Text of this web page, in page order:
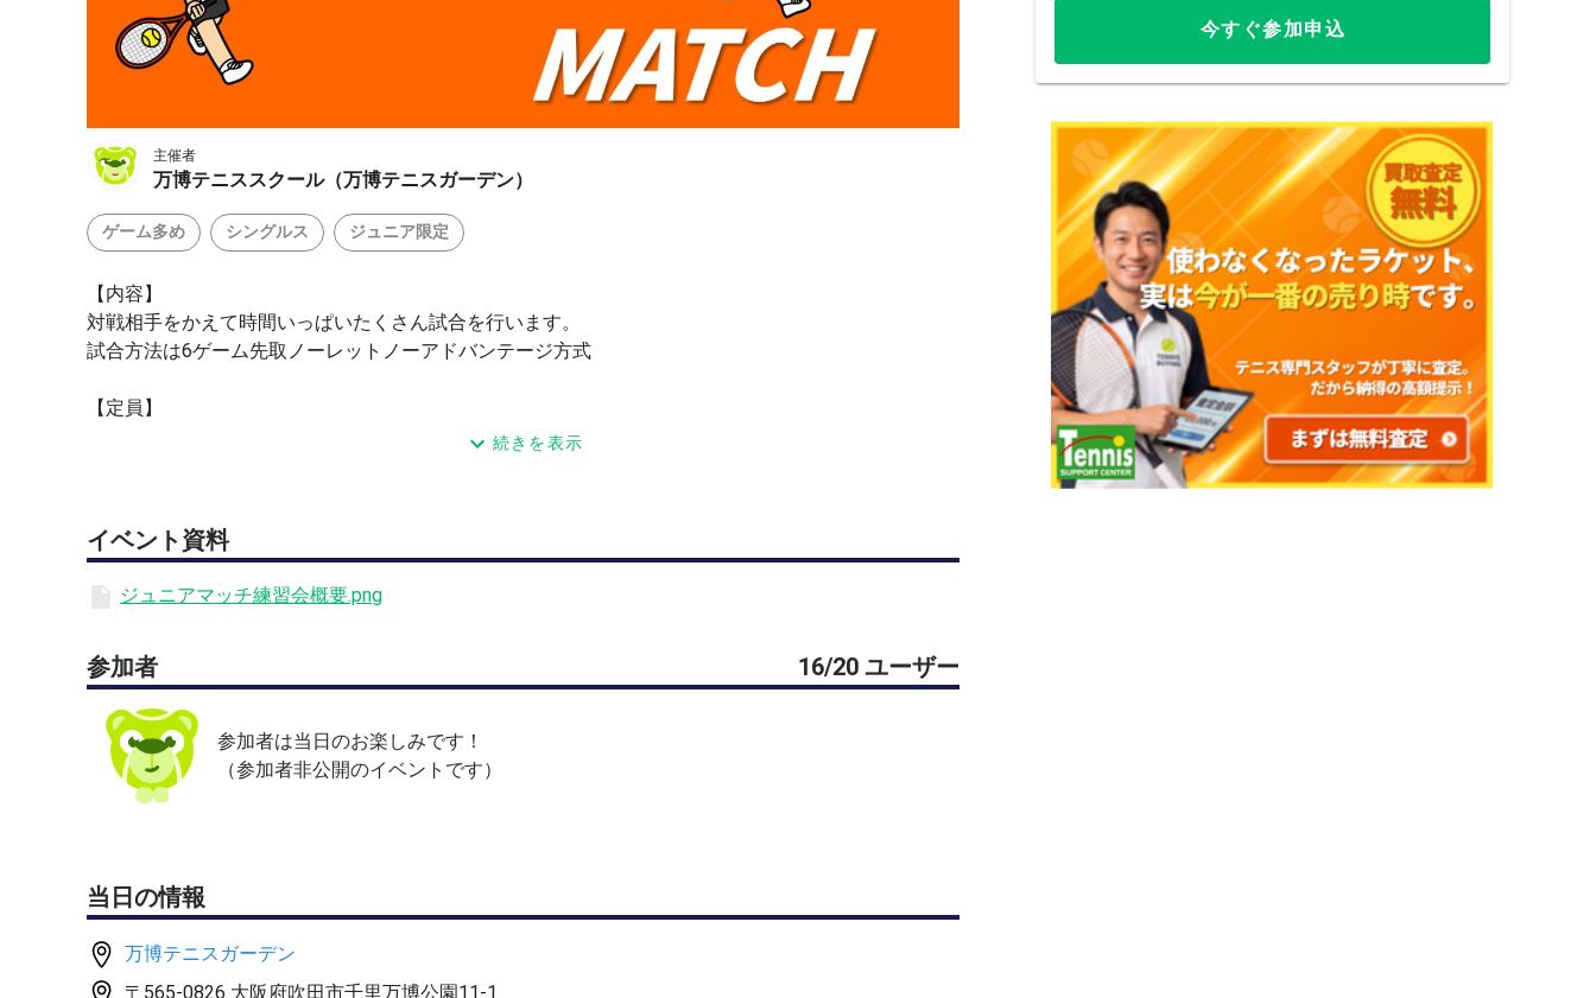
主催者
万博テニススクール（万博テニスガーデン）
ゲーム多め シングルス ジュニア限定
【内容】
対戦相手をかえて時間いっぱいたくさん試合を行います。
試合方法は6ゲーム先取ノーレットノーアドバンテージ方式
【定員】
合計最大40名（12歳以下男女・14歳以下男女・16歳以下男女）
アンツーカーコート（アウトドア）
【料金】
当日フロントにて現金でお支払いください。
キャンセルは3日前までとなります。
※詳細についてはイベントチラシをご確認ください。
続きを表示
イベント資料
ジュニアマッチ練習会概要.png
参加者 16/20 ユーザー
参加者は当日のお楽しみです！
（参加者非公開のイベントです）
当日の情報
万博テニスガーデン
〒565-0826 大阪府吹田市千里万博公園11-1
今すぐ参加申込